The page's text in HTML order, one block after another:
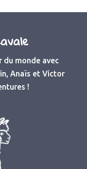
monde avec
Anaïs et Victor
!